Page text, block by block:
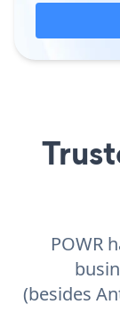
POWR
(besides